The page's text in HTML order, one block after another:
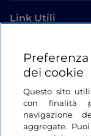
Link Utili
Login
Restiamo in
dei cookie
Questo sito
con finalità
navigazione
aggregate.